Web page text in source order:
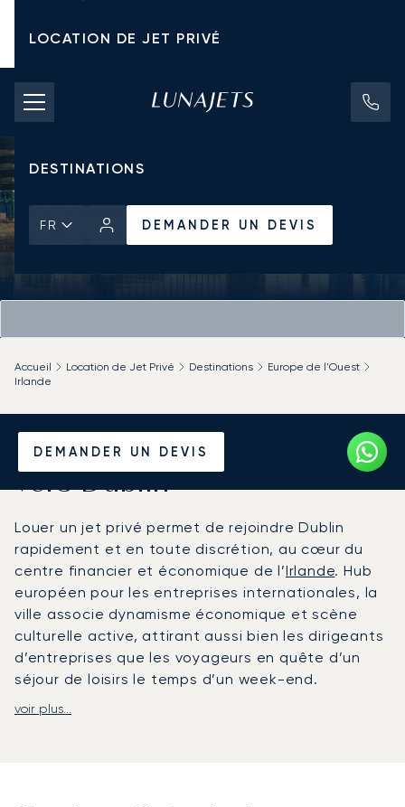
LOCATION DE JET PRIVÉ
TARIFS D'AFFRÈTEMENT
JETS PRIVÉS
DESTINATIONS
FR DEMANDER UN DEVIS
DEMANDER UN DEVIS
Accueil Location de Jet Privé Destinations
Europe de l'Ouest
Irlande
Louer un Jet Privé depuis et
vers Dublin
Louer un jet privé permet de rejoindre Dublin
rapidement et en toute discrétion, au cœur du
centre financier et économique de l’Irlande. Hub
européen pour les entreprises internationales, la
ville associe dynamisme économique et scène
culturelle active, attirant aussi bien les dirigeants
d’entreprises que les voyageurs en quête d’un
séjour de loisirs le temps d’un week-end.
Votre vol est organisé selon votre agenda, avec
voir plus...